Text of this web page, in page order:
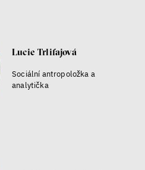
Lucie Trlifajová
Sociální antropoložka a
analytička